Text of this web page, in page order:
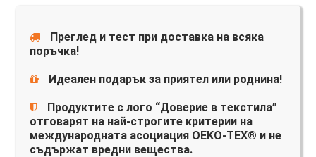
Преглед и тест при доставка на всяка
поръчка!
Идеален подарък за приятел или роднина!
Продуктите с лого “Доверие в текстила”
отговарят на най-строгите критерии на
международната асоциация OEKO-TEX® и не
съдържат вредни вещества.